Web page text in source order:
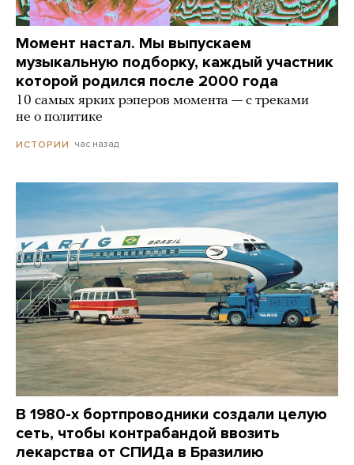
Момент настал. Мы выпускаем
музыкальную подборку, каждый участник
которой родился после 2000 года
10 самых ярких рэперов момента — с треками
не о политике
ИСТОРИИ час назад
В 1980-х бортпроводники создали целую
сеть, чтобы контрабандой ввозить
лекарства от СПИДа в Бразилию